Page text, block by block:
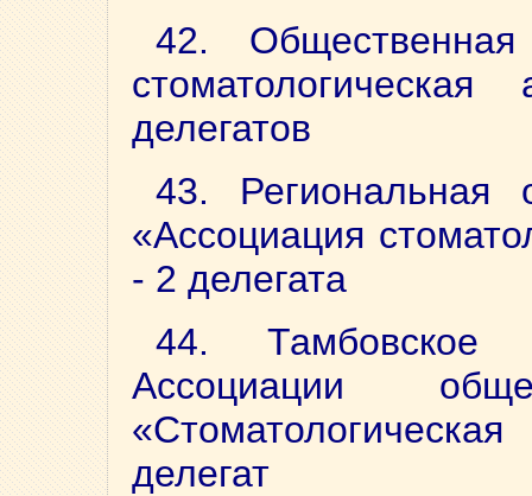
42. Общественная
делегатов
43. Региональная
«Ассоциация
- 2 делегата
44. Тамбовское
Ассоциации
делегат